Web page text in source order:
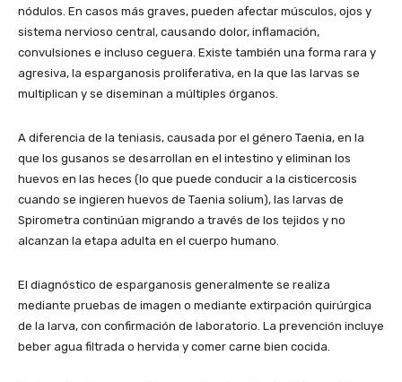
nódulos. En casos más graves, pueden afectar músculos, ojos y
sistema nervioso central, causando dolor, inflamación,
convulsiones e incluso ceguera. Existe también una forma rara y
agresiva, la esparganosis proliferativa, en la que las larvas se
multiplican y se diseminan a múltiples órganos.
A diferencia de la teniasis, causada por el género Taenia, en la
que los gusanos se desarrollan en el intestino y eliminan los
huevos en las heces (lo que puede conducir a la cisticercosis
cuando se ingieren huevos de Taenia solium), las larvas de
Spirometra continúan migrando a través de los tejidos y no
alcanzan la etapa adulta en el cuerpo humano.
El diagnóstico de esparganosis generalmente se realiza
mediante pruebas de imagen o mediante extirpación quirúrgica
de la larva, con confirmación de laboratorio. La prevención incluye
beber agua filtrada o hervida y comer carne bien cocida.